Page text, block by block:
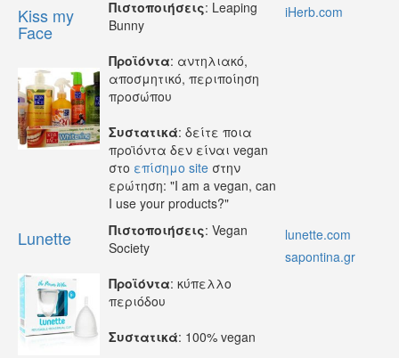
Kiss my
Face
Πιστοποιήσεις: Leaping
Bunny
Προϊόντα: αντηλιακό,
αποσμητικό, περιποίηση
προσώπου
Συστατικά: δείτε ποια
προϊόντα δεν είναι vegan
στο επίσημο site στην
ερώτηση: "I am a vegan, can
I use your products?"
iHerb.com
Lunette Πιστοποιήσεις: Vegan
Society
Προϊόντα: κύπελλο
περιόδου
Συστατικά: 100% vegan
lunette.com
sapontina.gr